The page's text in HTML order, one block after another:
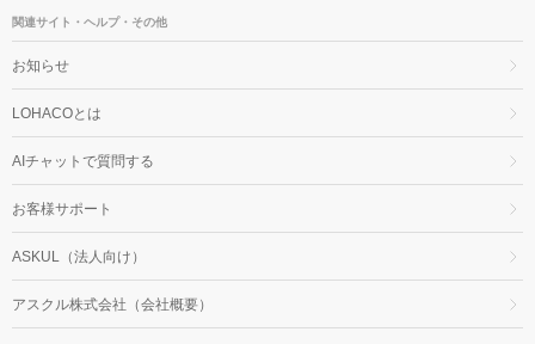
関連サイト・ヘルプ・その他
お知らせ
LOHACOとは
AIチャットで質問する
お客様サポート
ASKUL（法人向け）
アスクル株式会社（会社概要）